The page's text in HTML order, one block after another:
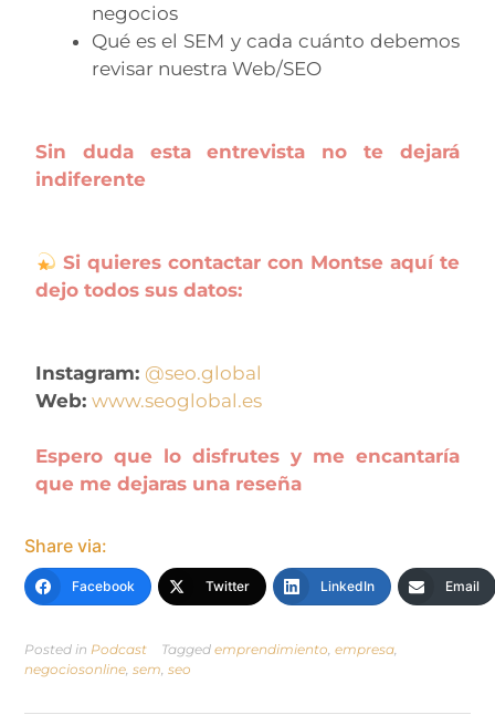
negocios
Qué es el SEM y cada cuánto debemos
revisar nuestra Web/SEO
Sin duda esta entrevista no te dejará
indiferente
Si quieres contactar con Montse aquí te
dejo todos sus datos:
Instagram: @seo.global
Web: www.seoglobal.es
Espero que lo disfrutes y me encantaría
que me dejaras una reseña
Share via:
Facebook Twitter LinkedIn Email
Posted in Podcast Tagged emprendimiento, empresa,
negociosonline, sem, seo